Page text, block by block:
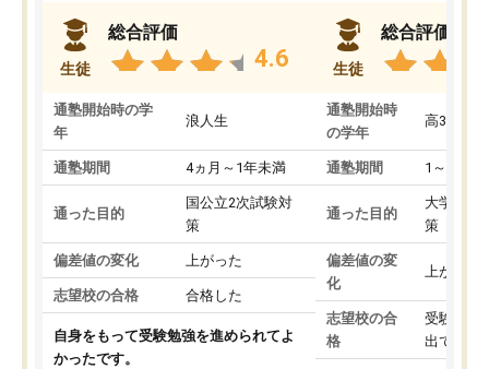
生徒
総合評価
4.6
通塾開始時の学
年
浪人生
通塾期間 4ヵ月～1年未満
通った目的
国公立2次試験対
策
偏差値の変化 上がった
志望校の合格 合格した
自身をもって受験勉強を進められてよ
かったです。
生徒
総合評価
通塾開始時
の学年
高3
通塾期間 1～3ヵ月
通った目的
大学入学
策
偏差値の変
化
上がった
志望校の合
格
受験して
出ていな